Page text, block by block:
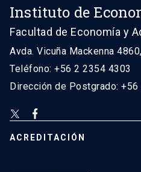
Instituto de
Facultad de Economía y
Avda. Vicuña Mackenna
Teléfono: +56 2 2354 4303
Dirección de Postgrado:
ACREDITACIÓN